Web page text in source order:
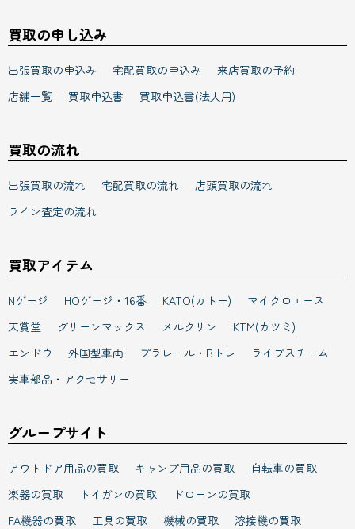
買取の申し込み
出張買取の申込み 宅配買取の申込み
来店買取の予約
店舗一覧
買取申込書 買取申込書(法人用)
買取の流れ
出張買取の流れ 宅配買取の流れ
店頭買取の流れ
ライン査定の流れ
買取アイテム
Nゲージ HOゲージ・16番 KATO(カトー)
マイクロエース
天賞堂
グリーンマックス メルクリン
KTM(カツミ)
エンドウ
外国型車両 プラレール・Bトレ
ライブスチーム
実車部品・アクセサリー
グループサイト
アウトドア用品の買取 キャンプ用品の買取
自転車の買取
楽器の買取
トイガンの買取
ドローンの買取
FA機器の買取
工具の買取 機械の買取 溶接機の買取